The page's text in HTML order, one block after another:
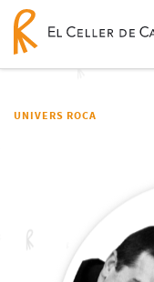
UNIVERS ROCA